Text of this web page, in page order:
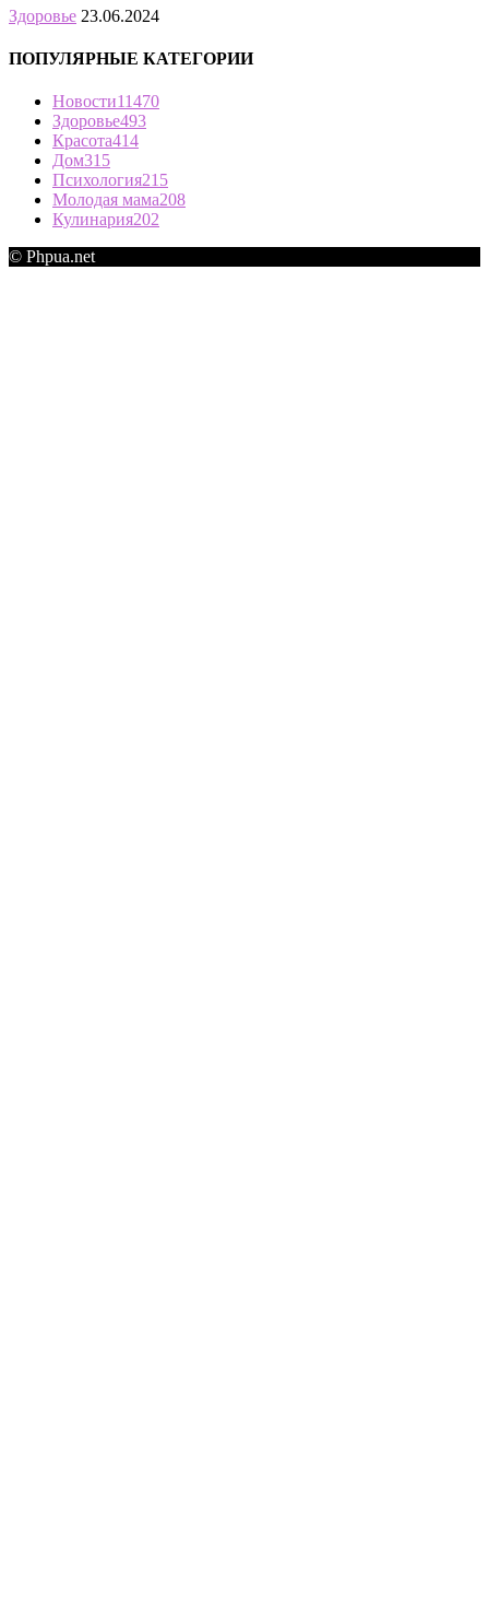
Здоровье 23.06.2024
ПОПУЛЯРНЫЕ КАТЕГОРИИ
Новости11470
Здоровье493
Красота414
Дом315
Психология215
Молодая мама208
Кулинария202
© Phpua.net